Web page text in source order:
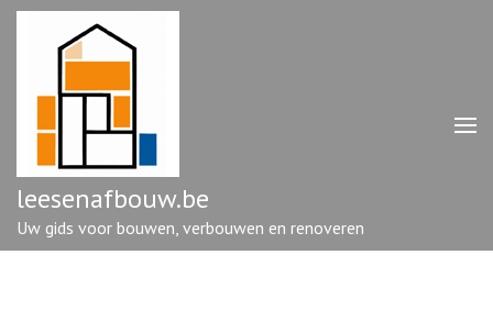
Ga
enter)
leesenafbouw.be
Uw gids voor bouwen, verbouwen en renoveren